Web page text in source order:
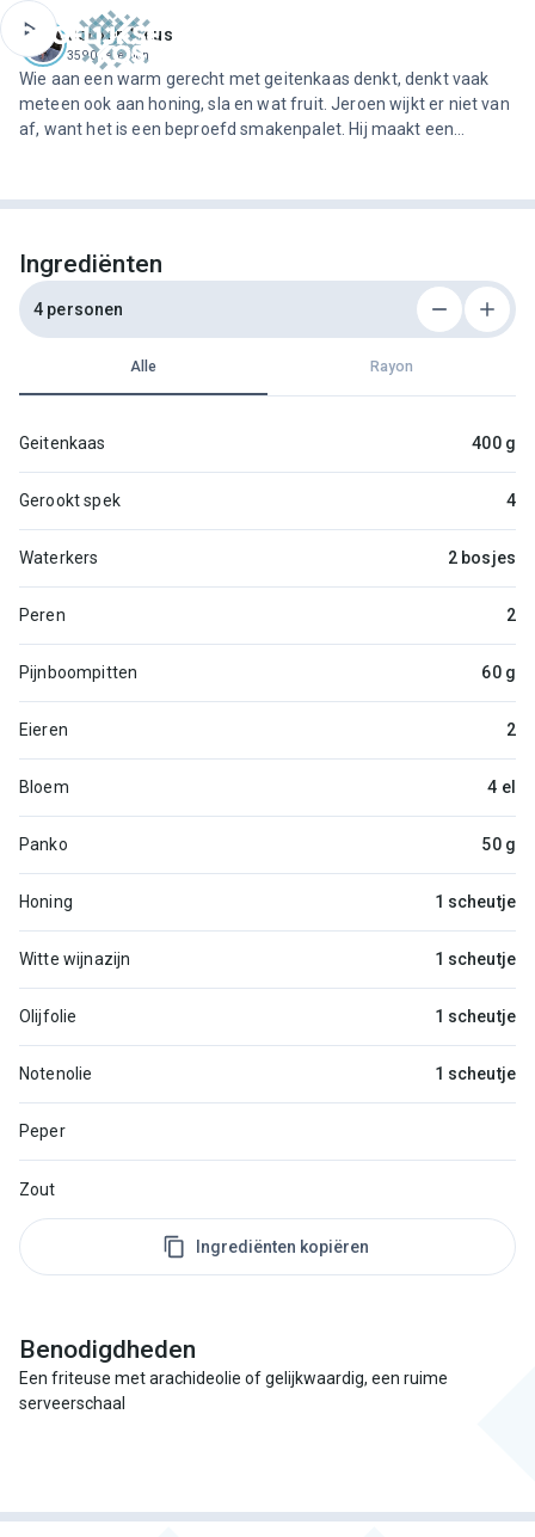
Jeroen Meus
3590 recepten
Wie aan een warm gerecht met geitenkaas denkt, denkt vaak
meteen ook aan honing, sla en wat fruit. Jeroen wijkt er niet van
af, want het is een beproefd smakenpalet. Hij maakt een
waterkers en partjes peer. Lepel er nog een warme zoet-zure
houden.
Ingrediënten
4 personen
Alle Rayon
Geitenkaas 400 g
Gerookt spek 4
Waterkers 2 bosjes
Peren 2
Pijnboompitten 60 g
Eieren 2
Bloem 4 el
Panko 50 g
Honing 1 scheutje
Witte wijnazijn 1 scheutje
Olijfolie 1 scheutje
Notenolie 1 scheutje
Peper
Zout
Ingrediënten kopiëren
Benodigdheden
Een friteuse met arachideolie of gelijkwaardig, een ruime
serveerschaal